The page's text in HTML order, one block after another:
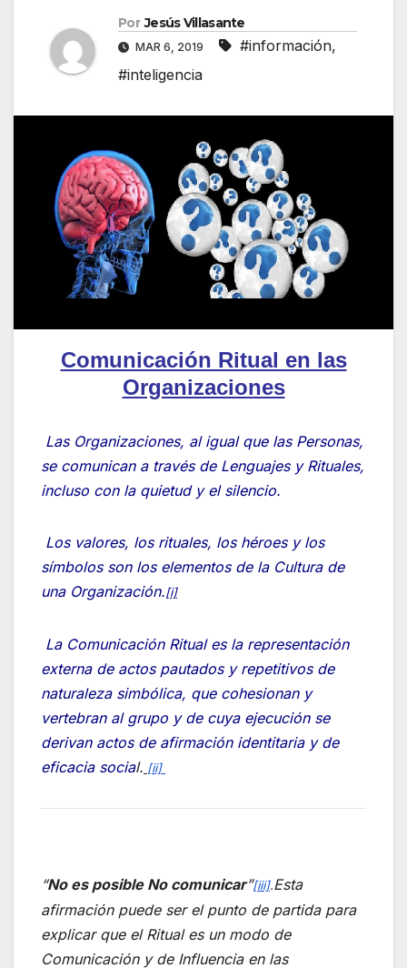
Por Jesús Villasante
MAR 6, 2019 #información,
#inteligencia
Comunicación Ritual en las
Organizaciones
Las Organizaciones, al igual que las Personas,
se comunican a través de Lenguajes y Rituales,
incluso con la quietud y el silencio.
Los valores, los rituales, los héroes y los
símbolos son los elementos de la Cultura de
una Organización.[i]
La Comunicación Ritual es la representación
externa de actos pautados y repetitivos de
naturaleza simbólica, que cohesionan y
vertebran al grupo y de cuya ejecución se
derivan actos de afirmación identitaria y de
eficacia social. [ii]
“No es posible No comunicar”[iii].Esta
afirmación puede ser el punto de partida para
explicar que el Ritual es un modo de
Comunicación y de Influencia en las